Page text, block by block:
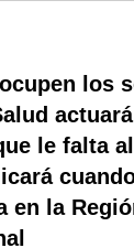
los
le falta
en la